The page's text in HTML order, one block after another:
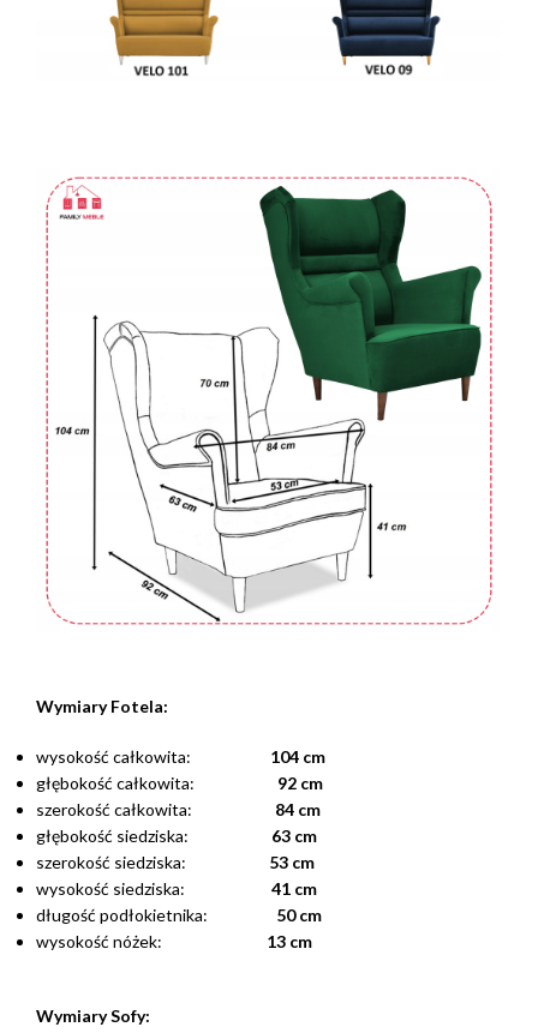
Wymiary Fotela:
wysokość całkowita: 104 cm
głębokość całkowita: 92 cm
szerokość całkowita: 84 cm
głębokość siedziska: 63 cm
szerokość siedziska: 53 cm
wysokość siedziska: 41 cm
długość podłokietnika: 50 cm
wysokość nóżek: 13 cm
Wymiary Sofy: